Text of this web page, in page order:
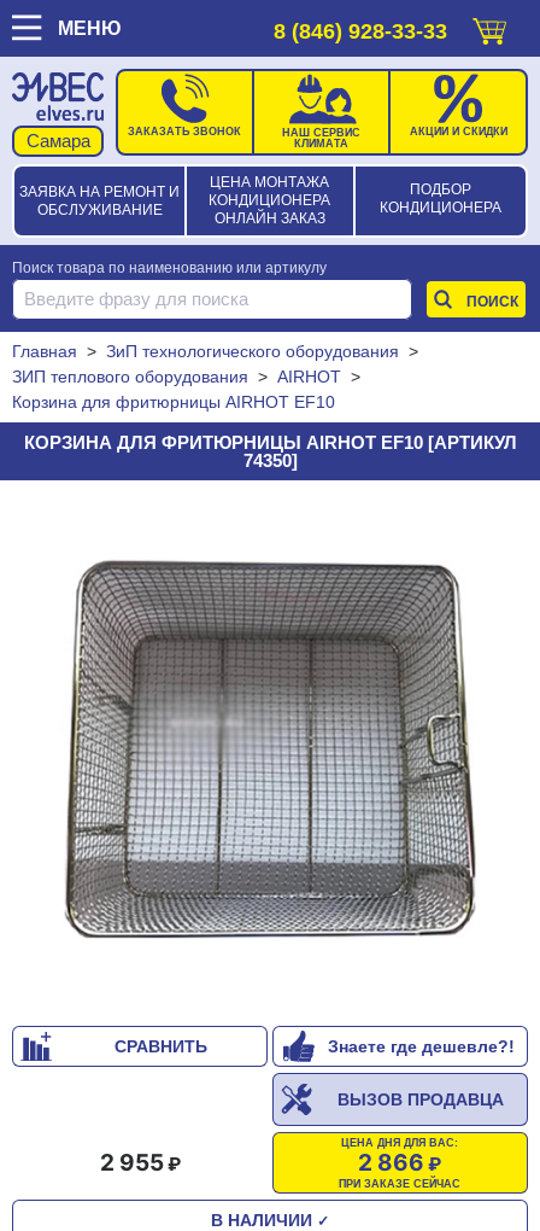
МЕНЮ 8 (846) 928-33-33
ЗАЯВКА НА РЕМОНТ И
ОБСЛУЖИВАНИЕ
ЦЕНА МОНТАЖА
КОНДИЦИОНЕРА
ОНЛАЙН ЗАКАЗ
ПОДБОР
КОНДИЦИОНЕРА
ЗАКАЗАТЬ ЗВОНОК
НАШ СЕРВИС
КЛИМАТА
АКЦИИ И СКИДКИ
Поиск товара по наименованию или артикулу
Главная > ЗиП технологического оборудования >
ЗИП теплового оборудования > AIRHOT >
Корзина для фритюрницы AIRHOT EF10
КОРЗИНА ДЛЯ ФРИТЮРНИЦЫ AIRHOT EF10 [АРТИКУЛ
74350]
СРАВНИТЬ Знаете где дешевле?!
ВЫЗОВ ПРОДАВЦА
ЦЕНА ДНЯ ДЛЯ ВАС:
2 866
ПРИ ЗАКАЗЕ СЕЙЧАС
2 955
В НАЛИЧИИ ✓